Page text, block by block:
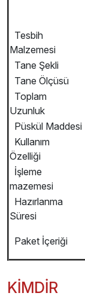
Tesbih
Malzemesi
Tane Şekli
Tane Ölçüsü
Toplam
Uzunluk
Püskül Maddesi
Kullanım
Özelliği
İşleme
mazemesi
Hazırlanma
Süresi
Paket İçeriği
KİMDİR